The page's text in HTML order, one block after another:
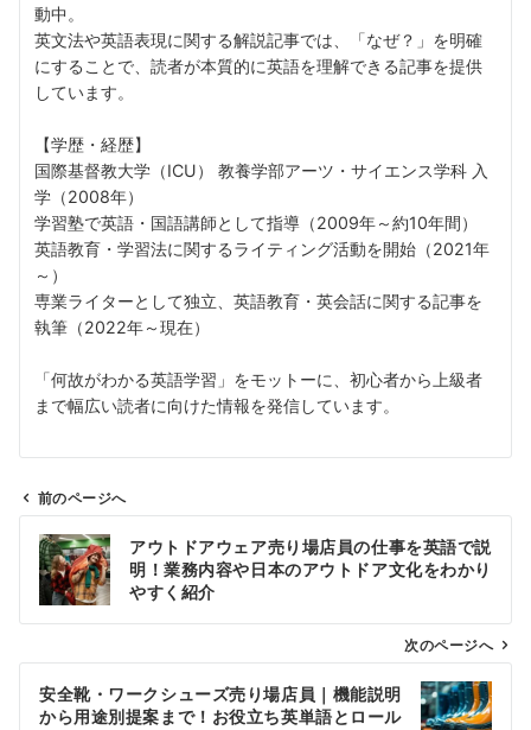
動中。
英文法や英語表現に関する解説記事では、「なぜ？」を明確
にすることで、読者が本質的に英語を理解できる記事を提供
しています。
【学歴・経歴】
国際基督教大学（ICU） 教養学部アーツ・サイエンス学科 入
学（2008年）
学習塾で英語・国語講師として指導（2009年～約10年間）
英語教育・学習法に関するライティング活動を開始（2021年
～）
専業ライターとして独立、英語教育・英会話に関する記事を
執筆（2022年～現在）
「何故がわかる英語学習」をモットーに、初心者から上級者
まで幅広い読者に向けた情報を発信しています。
ビ
前のページへ
アウトドアウェア売り場店員の仕事を英語で説
明！業務内容や日本のアウトドア文化をわかり
やすく紹介
次のページへ
安全靴・ワークシューズ売り場店員｜機能説明
から用途別提案まで！お役立ち英単語とロール